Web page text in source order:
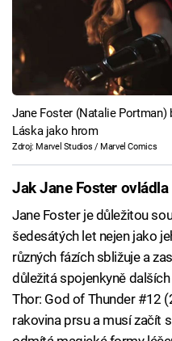
Jane Foster (Natalie Portman)
Láska jako hrom
Zdroj: Marvel Studios / Marvel Comics
Jak Jane Foster
Jane Foster je důležitou
šedesátých let nejen jako
různých fázích sbližuje a
důležitá spojenkyně
Thor: God of Thunder #12
rakovina prsu a musí začít